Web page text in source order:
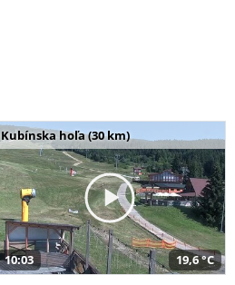
Kubínska hoľa (30 km)
10:03 19,6 °C